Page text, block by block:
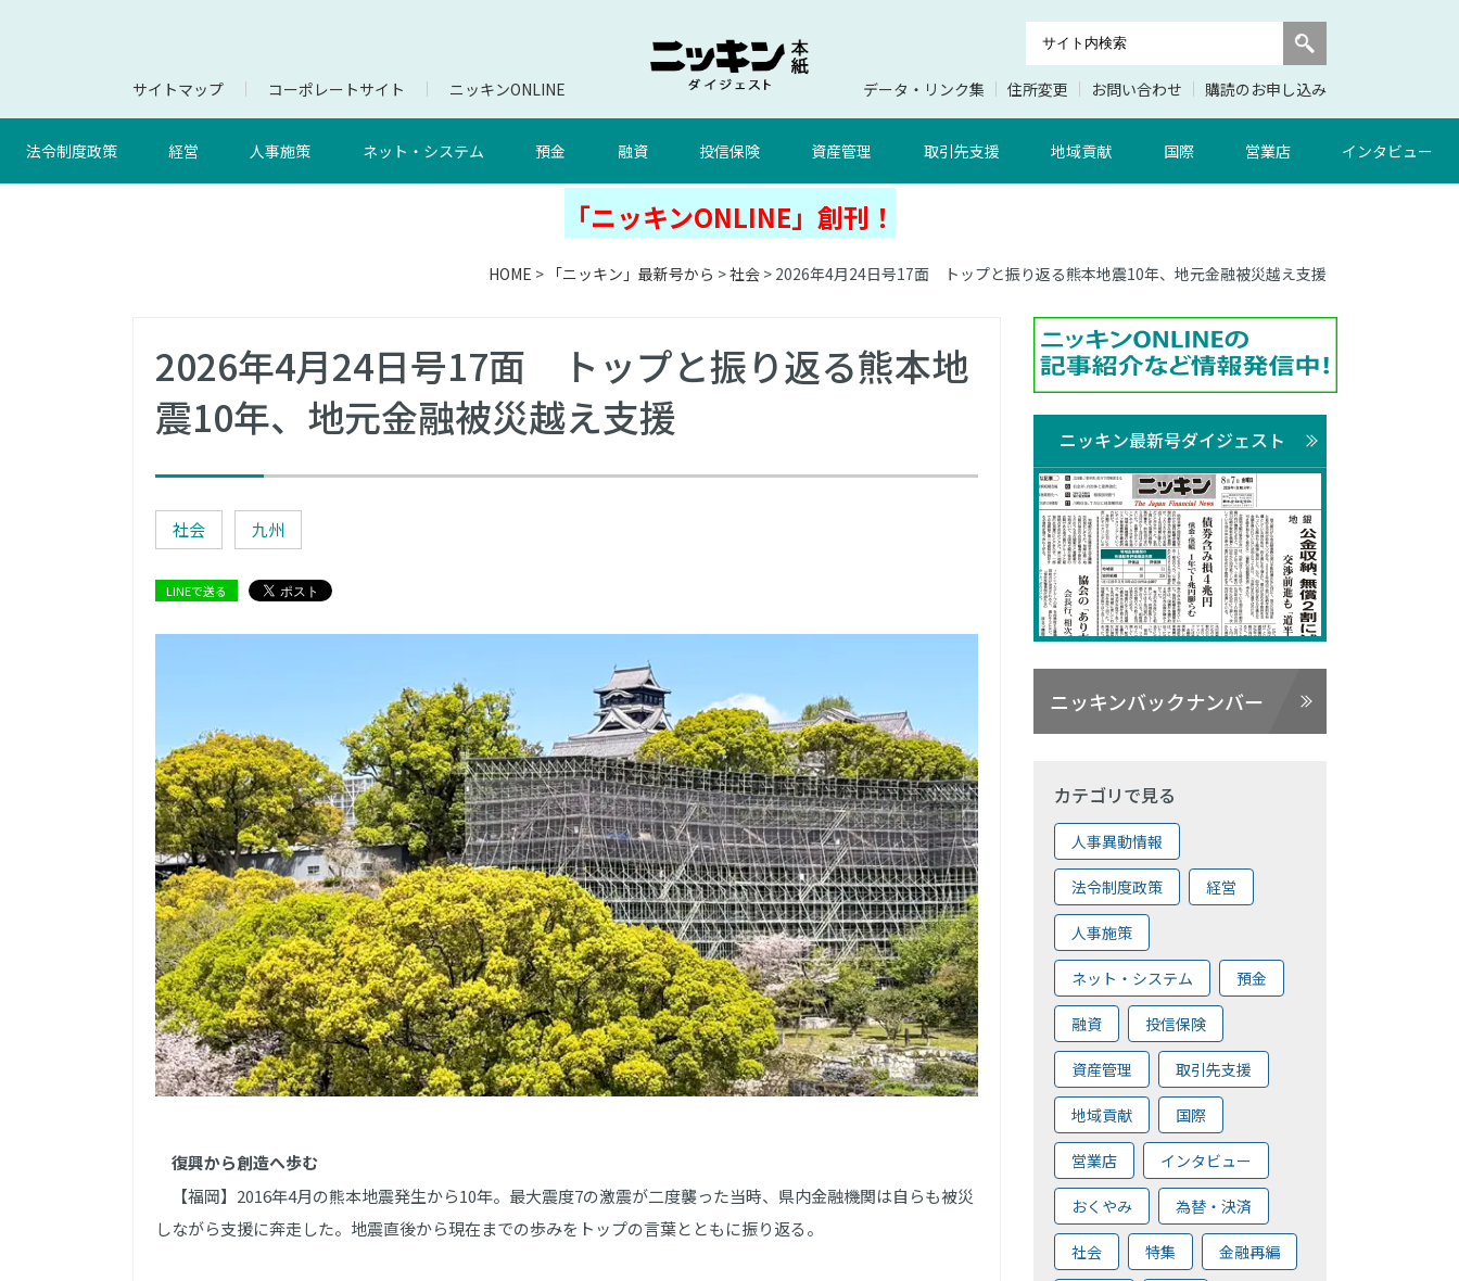
サイトマップ コーポレートサイト ニッキンONLINE データ・リンク集 住所変更 お問い合わせ 購読のお申し込み
法令制度政策 経営 人事施策 ネット・システム 預金 融資 投信保険 資産管理 取引先支援 地域貢献 国際 営業店 インタビュー
「ニッキンONLINE」創刊！
HOME > 「ニッキン」最新号から >社会 > 2026年4月24日号17面 トップと振り返る熊本地震10年、地元金融被災越え支援
2026年4月24日号17面 トップと振り返る熊本地
震10年、地元金融被災越え支援
社会 九州
LINEで送る
復興から創造へ歩む
【福岡】2016年4月の熊本地震発生から10年。最大震度7の激震が二度襲った当時、県内金融機関は自らも被災
しながら支援に奔走した。地震直後から現在までの歩みをトップの言葉とともに振り返る。
ニッキン最新号ダイジェスト
ニッキンバックナンバー
カテゴリで見る
人事異動情報
法令制度政策 経営
人事施策
ネット・システム 預金
融資 投信保険
資産管理 取引先支援
地域貢献 国際
営業店 インタビュー
おくやみ 為替・決済
社会 特集 金融再編